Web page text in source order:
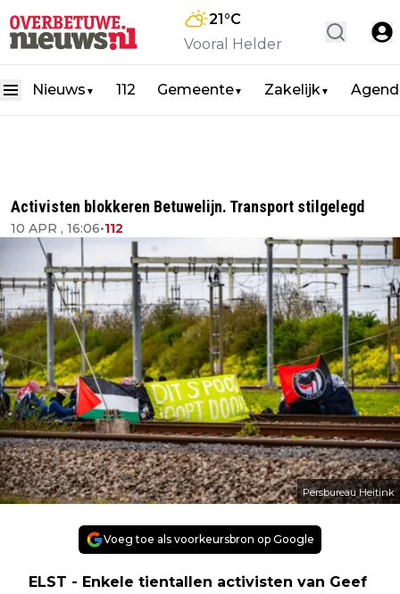
21°C
Vooral Helder
Nieuws ▼ 112 Gemeente▼ Zakelijk▼
Activisten blokkeren Betuwelijn. Transport stilgelegd
10 APR , 16:06•112
Persbureau Heitink
Voeg toe als voorkeursbron op Google
ELST - Enkele tientallen activisten van Geef